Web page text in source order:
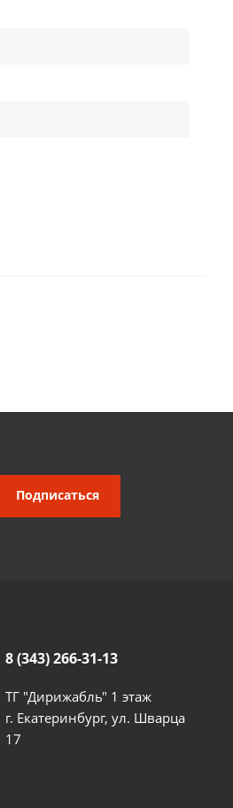
8 (343) 266-31-13
ТГ "Дирижабль" 1 этаж
г. Екатеринбург, ул. Шварца
17